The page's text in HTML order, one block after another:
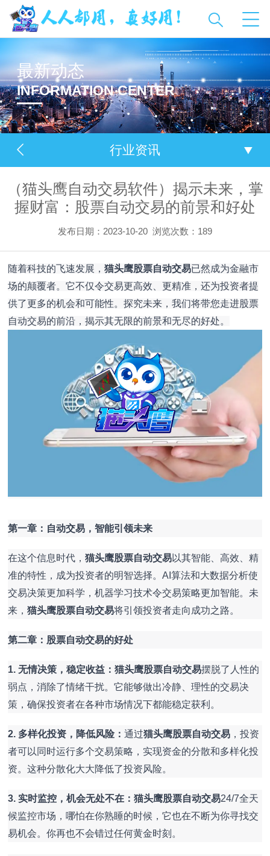
最新动态
INFORMATION CENTER
行业资讯
（猫头鹰自动交易软件）揭示未来，掌
握财富：股票自动交易的前景和好处
发布日期：2023-10-20 浏览次数： 189
随着科技的飞速发展，猫头鹰股票自动交易已然成为金融市
场的颠覆者。它不仅令交易更高效、更精准，还为投资者提
供了更多的机会和可能性。探究未来，我们将带您走进股票
自动交易的前沿，揭示其无限的前景和无尽的好处。
第一章：自动交易，智能引领未来
在这个信息时代，猫头鹰股票自动交易以其智能、高效、精
准的特性，成为投资者的明智选择。AI算法和大数据分析使
交易决策更加科学，机器学习技术令交易策略更加智能。未
来，猫头鹰股票自动交易将引领投资者走向成功之路。
第二章：股票自动交易的好处
1. 无情决策，稳定收益：猫头鹰股票自动交易摆脱了人性的
弱点，消除了情绪干扰。它能够做出冷静、理性的交易决
策，确保投资者在各种市场情况下都能稳定获利。
2. 多样化投资，降低风险：通过猫头鹰股票自动交易 ，投资
者可以同时运行多个交易策略，实现资金的分散和多样化投
资。这种分散化大大降低了投资风险。
3. 实时监控，机会无处不在：猫头鹰股票自动交易24/7全天
候监控市场，哪怕在你熟睡的时候，它也在不断为你寻找交
易机会。你再也不会错过任何黄金时刻。